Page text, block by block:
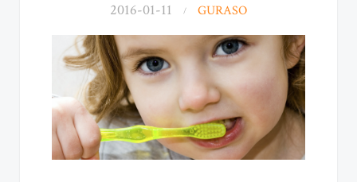
2016-01-11 GURASO